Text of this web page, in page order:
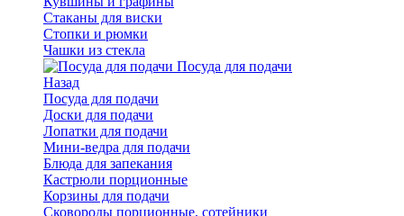
Стаканы для виски
Стопки и рюмки
Чашки из стекла
Посуда для подачи
Назад
Посуда для подачи
Доски для подачи
Лопатки для подачи
Мини-ведра для подачи
Блюда для запекания
Кастрюли порционные
Корзины для подачи
Сковороды порционные, сотейники